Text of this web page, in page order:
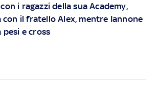
i ragazzi della sua Academy,
con il fratello Alex, mentre Iannone
pesi e cross